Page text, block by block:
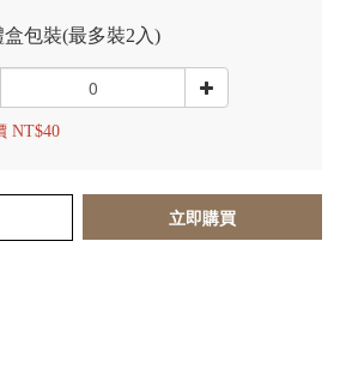
包裝(最多裝2入)
NT$40
立即購買